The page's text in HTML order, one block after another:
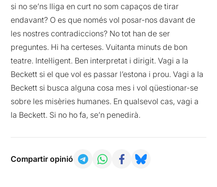
si no se’ns lliga en curt no som capaços de tirar
endavant? O es que només vol posar-nos davant de
les nostres contradiccions? No tot han de ser
preguntes. Hi ha certeses. Vuitanta minuts de bon
teatre. Intel·ligent. Ben interpretat i dirigit. Vagi a la
Beckett si el que vol es passar l’estona i prou. Vagi a la
Beckett si busca alguna cosa mes i vol qüestionar-se
sobre les misèries humanes. En qualsevol cas, vagi a
la Beckett. Si no ho fa, se’n penedirà.
Compartir opinió